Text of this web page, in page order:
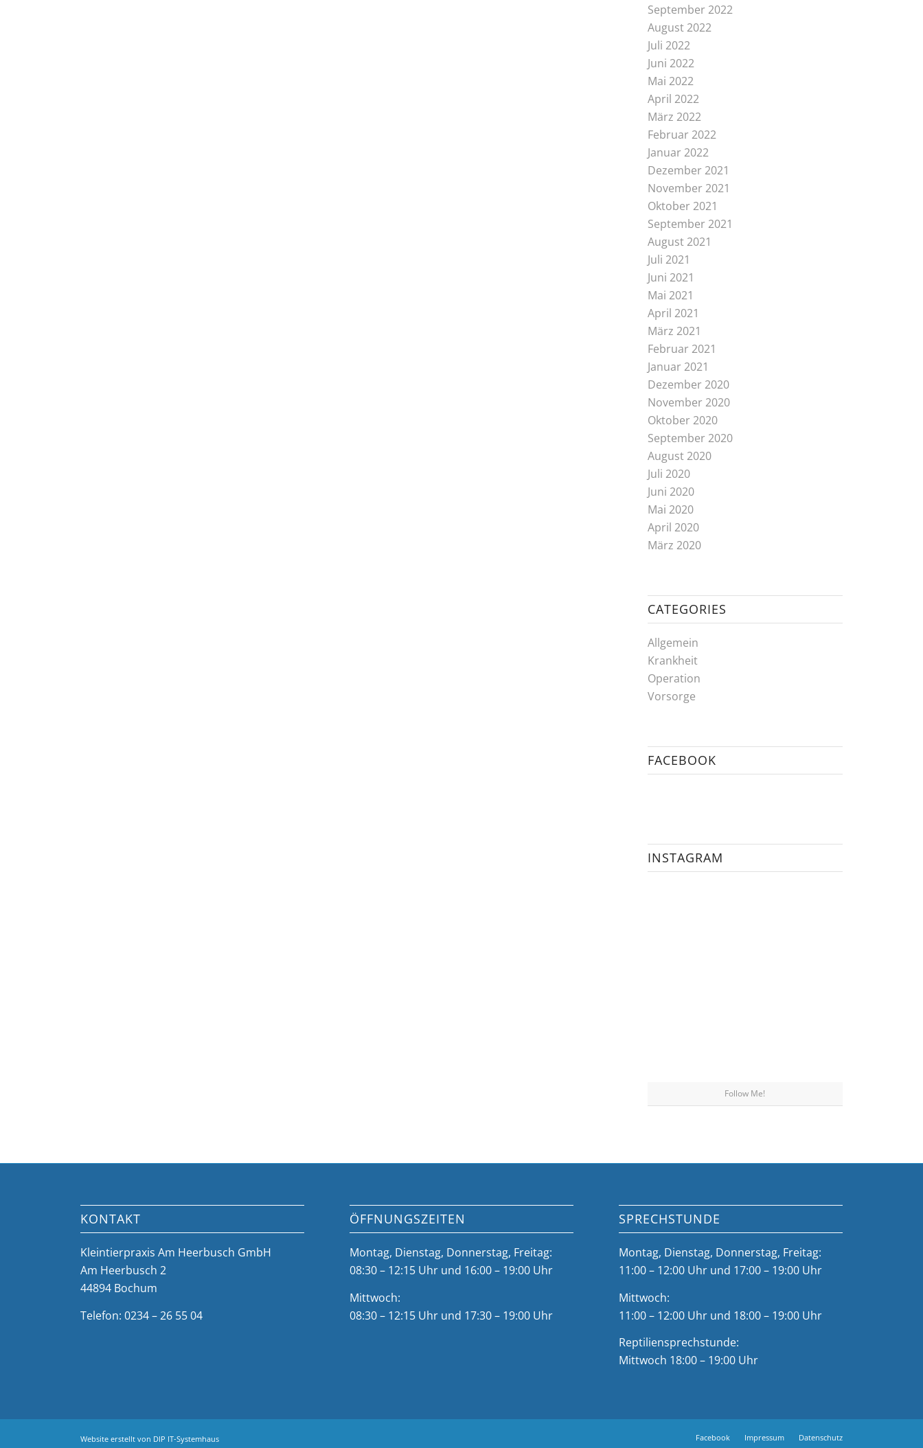
September 2022
August 2022
Juli 2022
Juni 2022
Mai 2022
April 2022
März 2022
Februar 2022
Januar 2022
Dezember 2021
November 2021
Oktober 2021
September 2021
August 2021
Juli 2021
Juni 2021
Mai 2021
April 2021
März 2021
Februar 2021
Januar 2021
Dezember 2020
November 2020
Oktober 2020
September 2020
August 2020
Juli 2020
Juni 2020
Mai 2020
April 2020
März 2020
CATEGORIES
Allgemein
Krankheit
Operation
Vorsorge
FACEBOOK
INSTAGRAM
Follow Me!
KONTAKT
Kleintierpraxis Am Heerbusch GmbH
Am Heerbusch 2
44894 Bochum
Telefon: 0234 – 26 55 04
ÖFFNUNGSZEITEN
Montag, Dienstag, Donnerstag, Freitag:
08:30 – 12:15 Uhr und 16:00 – 19:00 Uhr
Mittwoch:
08:30 – 12:15 Uhr und 17:30 – 19:00 Uhr
SPRECHSTUNDE
Montag, Dienstag, Donnerstag, Freitag:
11:00 – 12:00 Uhr und 17:00 – 19:00 Uhr
Mittwoch:
11:00 – 12:00 Uhr und 18:00 – 19:00 Uhr
Reptiliensprechstunde:
Mittwoch 18:00 – 19:00 Uhr
Website erstellt von DIP IT-Systemhaus Facebook Impressum Datenschutz